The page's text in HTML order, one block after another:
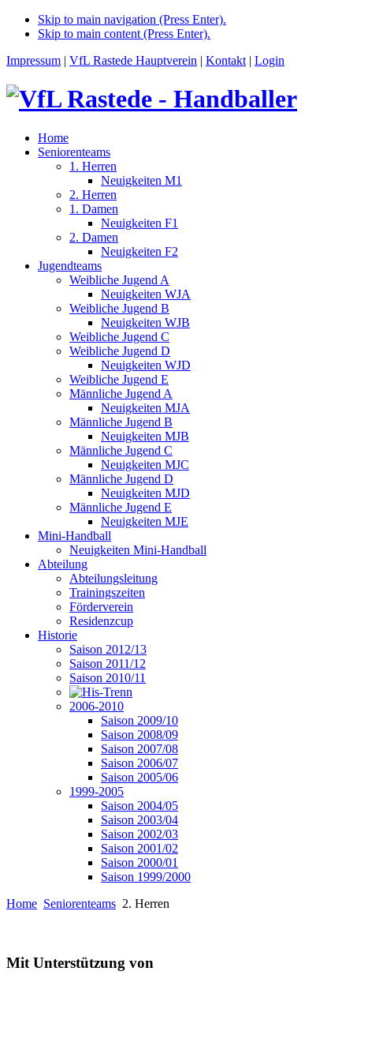
Skip to main navigation (Press Enter).
Skip to main content (Press Enter).
Impressum | VfL Rastede Hauptverein | Kontakt | Login
Home
Seniorenteams
1. Herren
Neuigkeiten M1
2. Herren
1. Damen
Neuigkeiten F1
2. Damen
Neuigkeiten F2
Jugendteams
Weibliche Jugend A
Neuigkeiten WJA
Weibliche Jugend B
Neuigkeiten WJB
Weibliche Jugend C
Weibliche Jugend D
Neuigkeiten WJD
Weibliche Jugend E
Männliche Jugend A
Neuigkeiten MJA
Männliche Jugend B
Neuigkeiten MJB
Männliche Jugend C
Neuigkeiten MJC
Männliche Jugend D
Neuigkeiten MJD
Männliche Jugend E
Neuigkeiten MJE
Mini-Handball
Neuigkeiten Mini-Handball
Abteilung
Abteilungsleitung
Trainingszeiten
Förderverein
Residenzcup
Historie
Saison 2012/13
Saison 2011/12
Saison 2010/11
2006-2010
Saison 2009/10
Saison 2008/09
Saison 2007/08
Saison 2006/07
Saison 2005/06
1999-2005
Saison 2004/05
Saison 2003/04
Saison 2002/03
Saison 2001/02
Saison 2000/01
Saison 1999/2000
Home Seniorenteams 2. Herren
Mit Unterstützung von